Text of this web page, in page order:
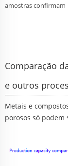
amostras confirmam
Comparação
e outros
Metais e
porosos só